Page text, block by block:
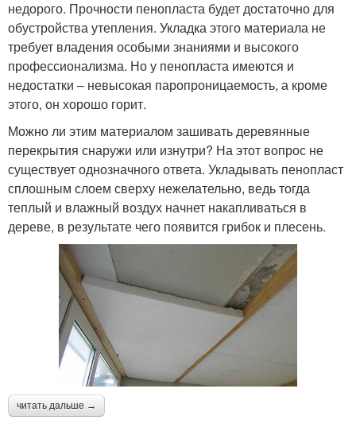
недорого. Прочности пенопласта будет достаточно для
обустройства утепления. Укладка этого материала не
требует владения особыми знаниями и высокого
профессионализма. Но у пенопласта имеются и
недостатки – невысокая паропроницаемость, а кроме
этого, он хорошо горит.
Можно ли этим материалом зашивать деревянные
перекрытия снаружи или изнутри? На этот вопрос не
существует однозначного ответа. Укладывать пенопласт
сплошным слоем сверху нежелательно, ведь тогда
теплый и влажный воздух начнет накапливаться в
дереве, в результате чего появится грибок и плесень.
читать дальше →